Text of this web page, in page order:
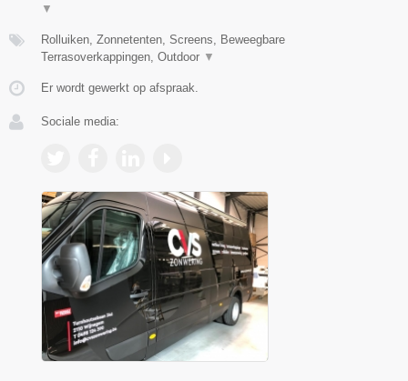
▼
Rolluiken, Zonnetenten, Screens, Beweegbare
Terrasoverkappingen, Outdoor ▼
Er wordt gewerkt op afspraak.
Sociale media: